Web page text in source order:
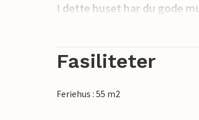
I dette huset har du gode
hus S03343. Ideelt hvis du
Fasiliteter
Feriehus : 55 m2